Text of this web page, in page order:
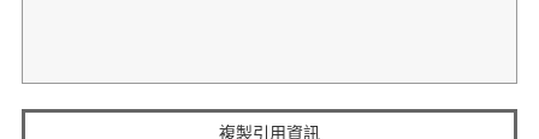
複製引用資訊